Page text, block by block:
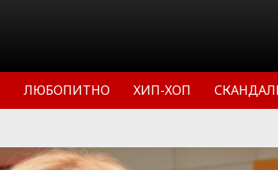
ЛЮБОПИТНО ХИП-ХОП